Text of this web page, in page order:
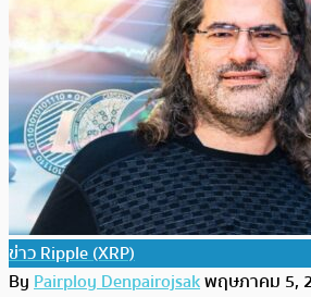
ข่าว Ripple (XRP)
ByPairploy Denpairojsakพฤษภาคม 5,